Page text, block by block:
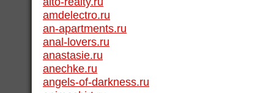
amdelectro.ru
an-apartments.ru
anal-lovers.ru
anastasie.ru
anechke.ru
angels-of-darkness.ru